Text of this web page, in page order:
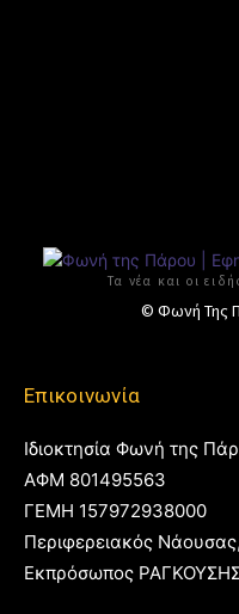
Τα νέα και οι
© Φωνή Της
Επικοινωνία
Ιδιοκτησία Φωνή της
ΑΦΜ 801495563
ΓΕΜΗ 157972938000
Περιφερειακός
Εκπρόσωπος